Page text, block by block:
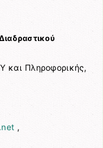
και Πληροφορικής,
,